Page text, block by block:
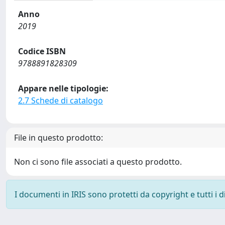
Anno
2019
Codice ISBN
9788891828309
Appare nelle tipologie:
2.7 Schede di catalogo
File in questo prodotto:
Non ci sono file associati a questo prodotto.
I documenti in IRIS sono protetti da copyright e tutti i